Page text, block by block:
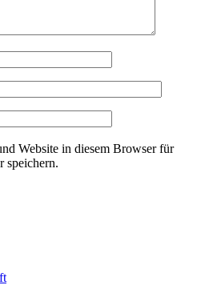
Website in diesem Browser für
speichern.